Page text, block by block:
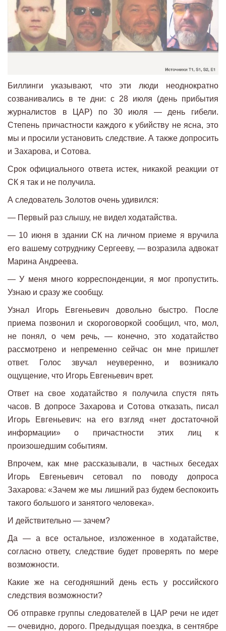
Биллинги указывают, что эти люди неоднократно
созванивались в те дни: с 28 июля (день прибытия
журналистов в ЦАР) по 30 июля — день гибели.
Степень причастности каждого к убийству не ясна, это
мы и просили установить следствие. А также допросить
и Захарова, и Сотова.
Срок официального ответа истек, никакой реакции от
СК я так и не получила.
А следователь Золотов очень удивился:
— Первый раз слышу, не видел ходатайства.
— 10 июня в здании СК на личном приеме я вручила
его вашему сотруднику Сергееву, — возразила адвокат
Марина Андреева.
— У меня много корреспонденции, я мог пропустить.
Узнаю и сразу же сообщу.
Узнал Игорь Евгеньевич довольно быстро. После
приема позвонил и скороговоркой сообщил, что, мол,
не понял, о чем речь, — конечно, это ходатайство
рассмотрено и непременно сейчас он мне пришлет
ответ. Голос звучал неуверенно, и возникало
ощущение, что Игорь Евгеньевич врет.
Ответ на свое ходатайство я получила спустя пять
часов. В допросе Захарова и Сотова отказать, писал
Игорь Евгеньевич: на его взгляд «нет достаточной
информации» о причастности этих лиц к
произошедшим событиям.
Впрочем, как мне рассказывали, в частных беседах
Игорь Евгеньевич сетовал по поводу допроса
Захарова: «Зачем же мы лишний раз будем беспокоить
такого большого и занятого человека».
И действительно — зачем?
Да — а все остальное, изложенное в ходатайстве,
согласно ответу, следствие будет проверять по мере
возможности.
Какие же на сегодняшний день есть у российского
следствия возможности?
Об отправке группы следователей в ЦАР речи не идет
— очевидно, дорого. Предыдущая поездка, в сентябре